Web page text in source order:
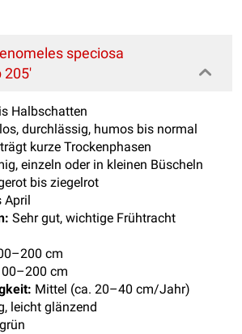
speciosa
205'
Halbschatten
durchlässig, humos bis normal
kurze Trockenphasen
einzeln oder in kleinen Büscheln
bis ziegelrot
Sehr gut, wichtige Frühtracht
cm
cm
Mittel (ca. 20–40 cm/Jahr)
leicht glänzend